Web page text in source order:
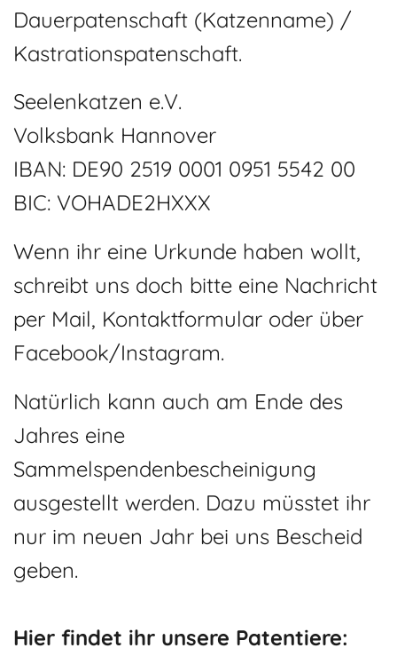
Dauerpatenschaft (Katzenname) /
Kastrationspatenschaft.
Seelenkatzen e.V.
Volksbank Hannover
IBAN: DE90 2519 0001 0951 5542 00
BIC: VOHADE2HXXX
Wenn ihr eine Urkunde haben wollt,
schreibt uns doch bitte eine Nachricht
per Mail, Kontaktformular oder über
Facebook/Instagram.
Natürlich kann auch am Ende des
Jahres eine
Sammelspendenbescheinigung
ausgestellt werden. Dazu müsstet ihr
nur im neuen Jahr bei uns Bescheid
geben.
Hier findet ihr unsere Patentiere: